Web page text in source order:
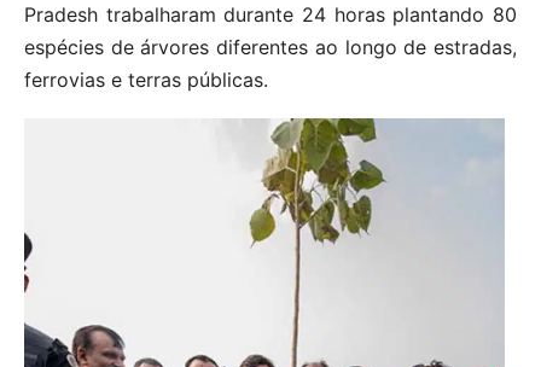
Pradesh trabalharam durante 24 horas plantando 80
espécies de árvores diferentes ao longo de estradas,
ferrovias e terras públicas.